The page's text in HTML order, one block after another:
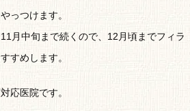
っつけます。
月中旬まで続くので、12月頃までフィラ
すめします。
応医院です。